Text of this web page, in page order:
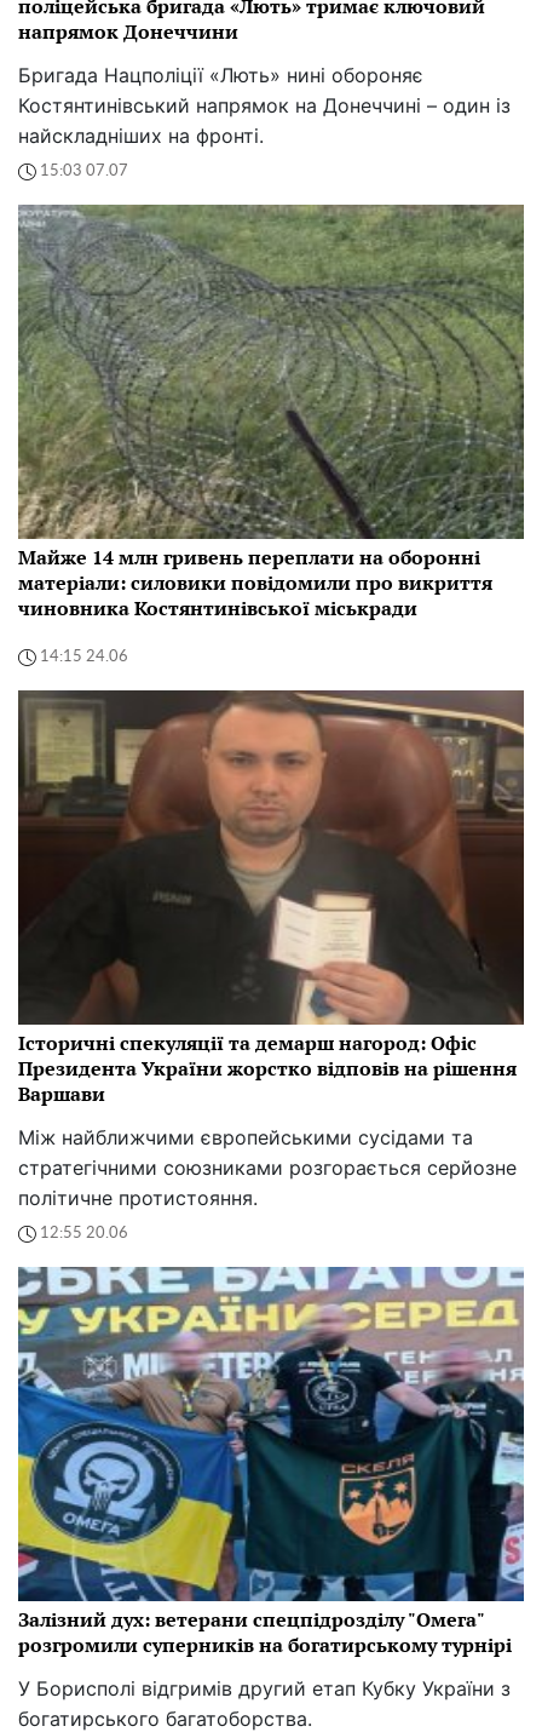
поліцейська бригада «Лють» тримає ключовий
напрямок Донеччини
Бригада Нацполіції «Лють» нині обороняє
Костянтинівський напрямок на Донеччині – один із
найскладніших на фронті.
15:03 07.07
Майже 14 млн гривень переплати на оборонні
матеріали: силовики повідомили про викриття
чиновника Костянтинівської міськради
14:15 24.06
Історичні спекуляції та демарш нагород: Офіс
Президента України жорстко відповів на рішення
Варшави
Між найближчими європейськими сусідами та
стратегічними союзниками розгорається серйозне
політичне протистояння.
12:55 20.06
Залізний дух: ветерани спецпідрозділу "Омега"
розгромили суперників на богатирському турнірі
У Борисполі відгримів другий етап Кубку України з
богатирського багатоборства.